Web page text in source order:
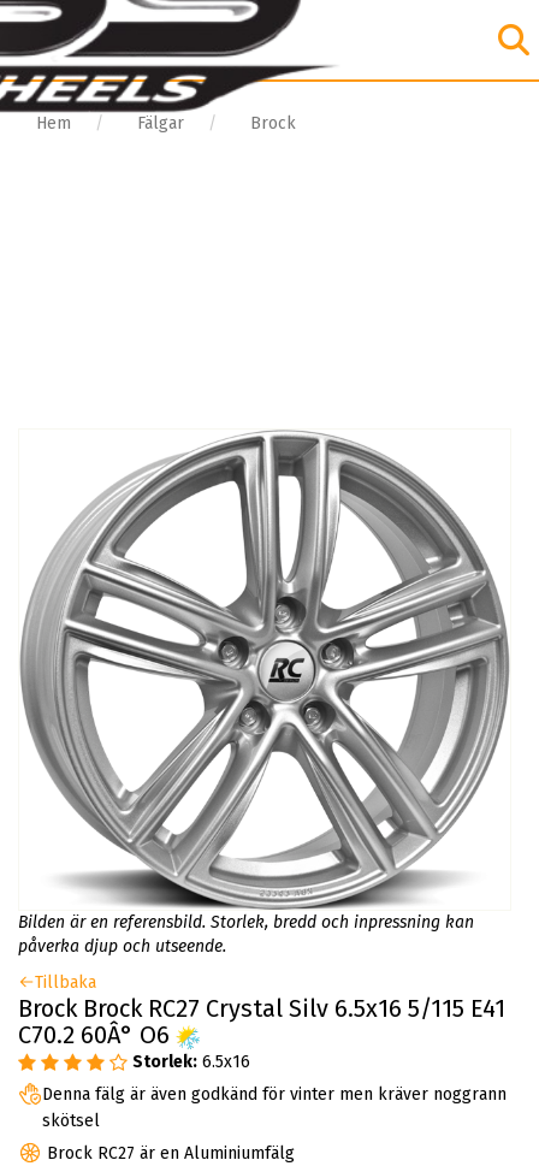
Hem Fälgar Brock
Bilden är en referensbild. Storlek, bredd och inpressning kan
påverka djup och utseende.
Tillbaka
Brock Brock RC27 Crystal Silv 6.5x16 5/115 E41
C70.2 60Â° O6
Storlek: 6.5x16
Denna fälg är även godkänd för vinter men kräver noggrann
skötsel
Brock RC27 är en Aluminiumfälg